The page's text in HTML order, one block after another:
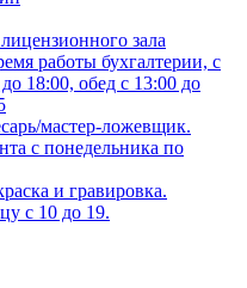
зала
работы бухгалтерии, с
18:00, обед с 13:00 до
мастер-ложевщик.
с понедельника по
и гравировка.
с 10 до 19.